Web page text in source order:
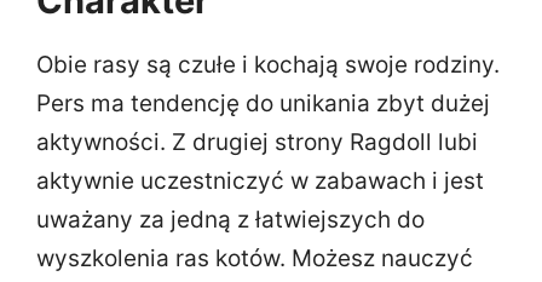
Obie rasy są czułe i kochają swoje rodziny.
Pers ma tendencję do unikania zbyt dużej
aktywności. Z drugiej strony Ragdoll lubi
aktywnie uczestniczyć w zabawach i jest
uważany za jedną z łatwiejszych do
wyszkolenia ras kotów. Możesz nauczyć